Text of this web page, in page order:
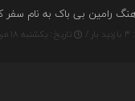
تاریخ : یکشنبه ۱۸ مرداد ۱۴۰۵